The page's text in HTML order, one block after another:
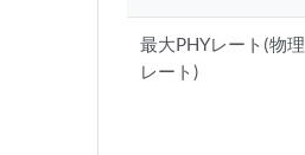
最大PHYレート(物
レート)